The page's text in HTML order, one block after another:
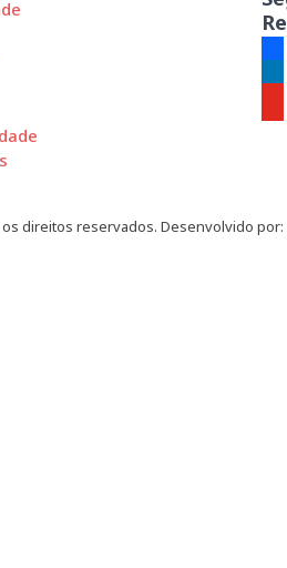
direitos reservados. Desenvolvido por: